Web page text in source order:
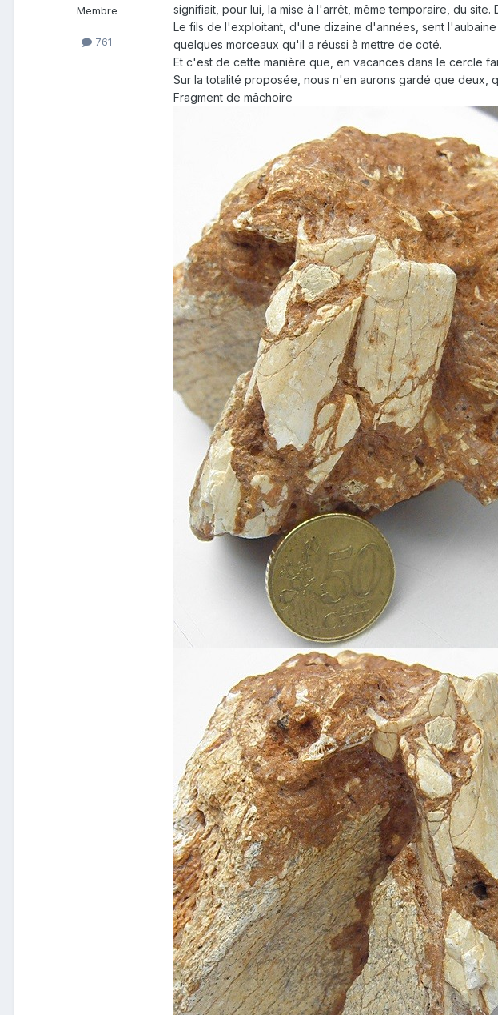
Membre
761
signifiait, pour lui, la mise à l'arrêt, même temporaire, du
Le fils de l'exploitant, d'une dizaine d'années, sent
quelques morceaux qu'il a réussi à mettre de coté.
Et c'est de cette manière que, en vacances dans le cercle
Sur la totalité proposée, nous n'en aurons gardé que deux,
Fragment de mâchoire